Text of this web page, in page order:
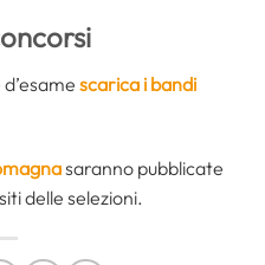
scarica i bandi
saranno pubblicate
delle selezioni.